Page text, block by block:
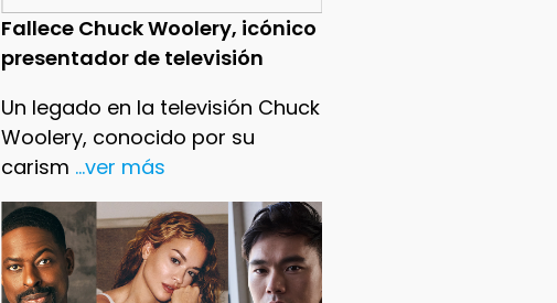
Fallece Chuck Woolery, icónico
presentador de televisión
Un legado en la televisión Chuck
Woolery, conocido por su
carism ...ver más